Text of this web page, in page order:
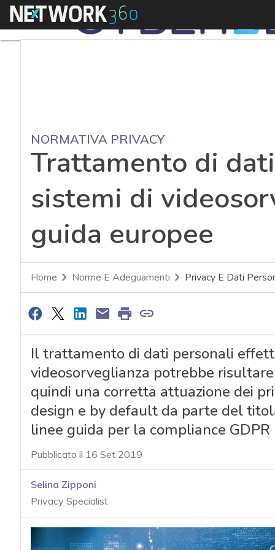
Menu
NORMATIVA PRIVACY
Trattamento di
sistemi di
guida europee
Home Norme E Adeguamenti Privacy E Dati
Il trattamento di dati personali
videosorveglianza potrebbe
quindi una corretta attuazione dei
design e by default da parte del
linee guida per la compliance GDPR
Pubblicato il 16 Set 2019
Selina Zipponi
Privacy Specialist